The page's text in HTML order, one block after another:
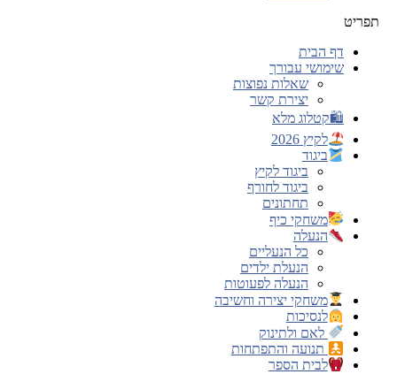
תפריט
דף הבית
שימושי עבורך
שאלות נפוצות
יצירת קשר
🛍קטלוג מלא
לקיץ 2026
ביגוד
ביגוד לקיץ
ביגוד לחורף
תחתונים
משחקי כיף
הנעלה
כל הנעליים
הנעלת ילדים
הנעלה לפעוטות
משחקי יצירה וחשיבה
לנסיכות
לאם ולתינוק
תנועה והתפתחות
לבית הספר